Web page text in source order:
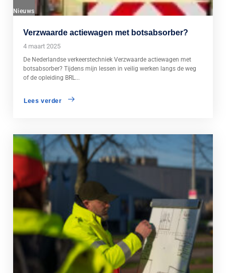
Nieuws
Verzwaarde actiewagen met botsabsorber?
4 maart 2025
De Nederlandse verkeerstechniek Verzwaarde actiewagen met
botsabsorber? Tijdens mijn lessen in veilig werken langs de weg
of de opleiding BRL...
Lees verder